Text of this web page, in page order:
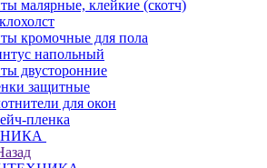
малярные, клейкие (скотч)
кромочные для пола
напольный
двусторонние
защитные
для окон
пленка